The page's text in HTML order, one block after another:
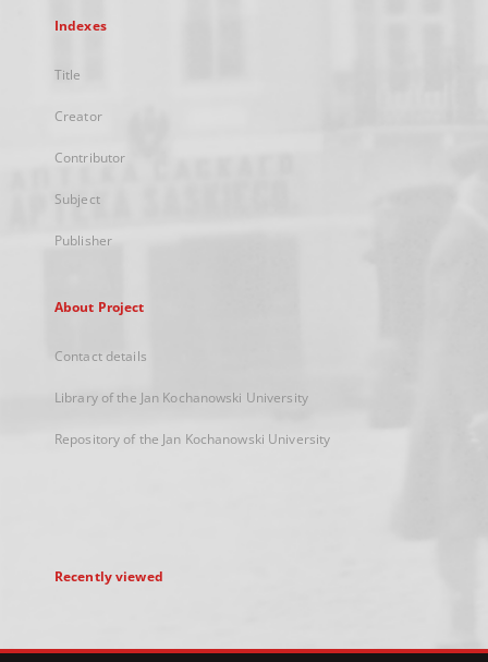
Indexes
Title
Creator
Contributor
Subject
Publisher
About Project
Contact details
Library of the Jan Kochanowski University
Repository of the Jan Kochanowski University
Recently viewed